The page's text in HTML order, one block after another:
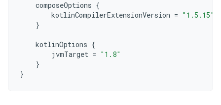
composeOptions {
kotlinCompilerExtensionVersion = "1.5.15"
}
kotlinOptions {
jvmTarget = "1.8"
}
}